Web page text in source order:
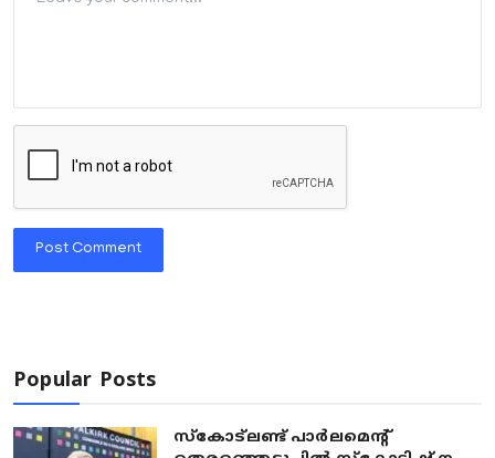
Post Comment
Popular Posts
സ്കോട്ലണ്ട് പാർലമെന്റ്